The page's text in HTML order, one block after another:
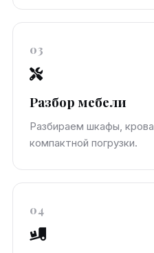
03
Разбор мебели
Разбираем шкафы,
компактной погрузки.
04